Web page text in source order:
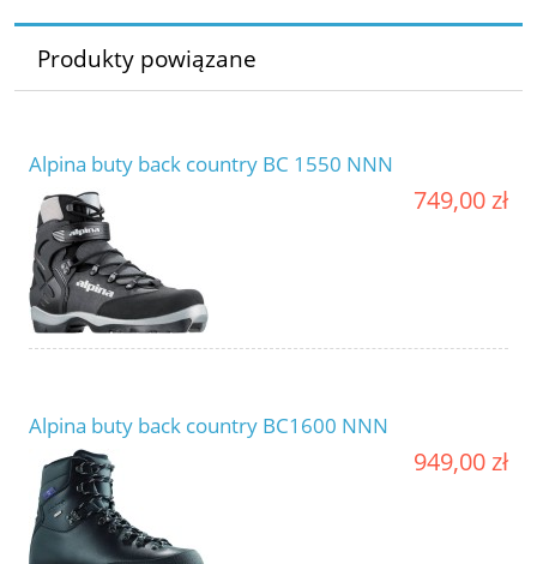
Produkty powiązane
Alpina buty back country BC 1550 NNN
749,00 zł
Alpina buty back country BC1600 NNN
949,00 zł